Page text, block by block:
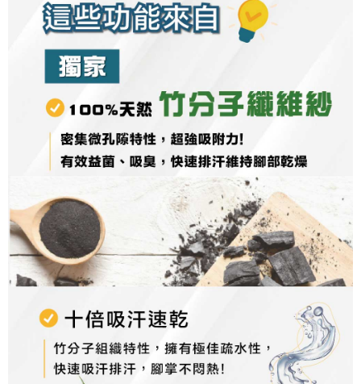
3. Sila baca syarat perkhidmatan pengguna secara lengkap melalui
pautan berikut: https://oppay.tw/userRule